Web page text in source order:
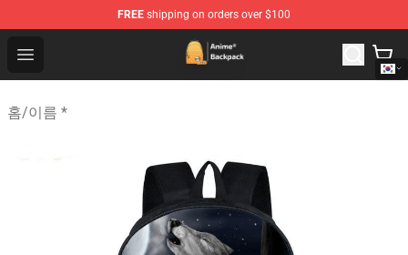
FREE shipping on orders over $100
Open menu
Anime Backpack Shop - Official Anime Backpack Store
홈/이름 *